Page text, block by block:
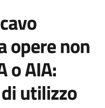
opere non
o AIA:
utilizzo